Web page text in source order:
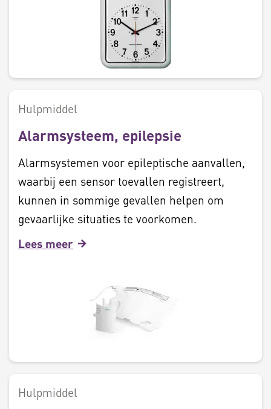
Hulpmiddel
Alarmsysteem, epilepsie
Alarmsystemen voor epileptische aanvallen,
waarbij een sensor toevallen registreert,
kunnen in sommige gevallen helpen om
gevaarlijke situaties te voorkomen.
Lees meer
Hulpmiddel